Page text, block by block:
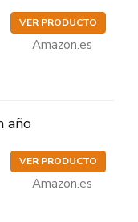
VER PRODUCTO
Amazon.es
año
VER PRODUCTO
Amazon.es